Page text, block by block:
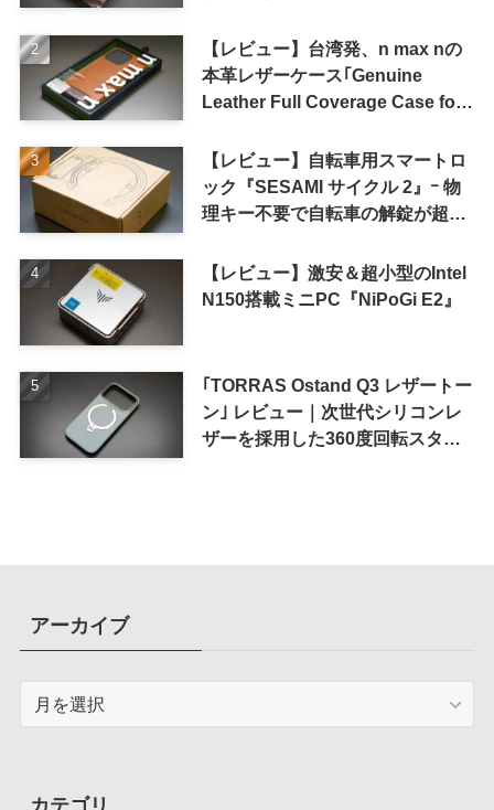
【レビュー】台湾発、n max nの
本革レザーケース｢Genuine
Leather Full Coverage Case for
【レビュー】自転車用スマートロ
ック『SESAMI サイクル 2』ｰ 物
理キー不要で自転車の解錠が超簡
【レビュー】激安＆超小型のIntel
N150搭載ミニPC『NiPoGi E2』
｢TORRAS Ostand Q3 レザートー
ン｣ レビュー｜次世代シリコンレ
ザーを採用した360度回転スタン
アーカイブ
ブカテゴリ